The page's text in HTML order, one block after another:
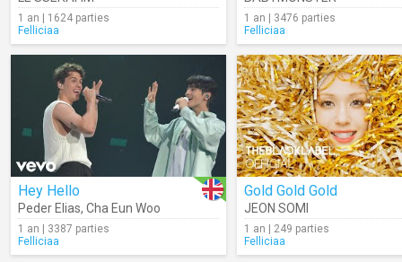
1 an | 1624 parties
Felliciaa
1 an | 3476 parties
Felliciaa
Hey Hello
Peder Elias, Cha Eun Woo
1 an | 3387 parties
Felliciaa
Gold Gold Gold
JEON SOMI
1 an | 249 parties
Felliciaa